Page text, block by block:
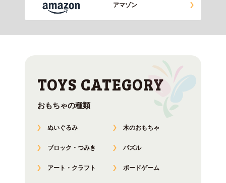
アマゾン
おもちゃの種類
ぬいぐるみ 木のおもちゃ
ブロック・つみき パズル
アート・クラフト ボードゲーム